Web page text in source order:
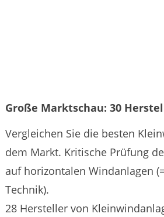
Große Marktschau: 30
Vergleichen Sie die besten
dem Markt. Kritische Prüfung
auf horizontalen Windanlagen
Technik).
28 Hersteller von